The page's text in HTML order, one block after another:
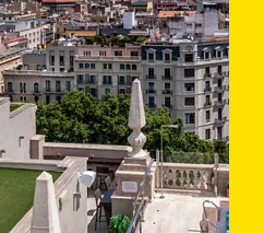
пространства,
так и для деловых
в самом сердце города,
и высокими
многих лет принимали